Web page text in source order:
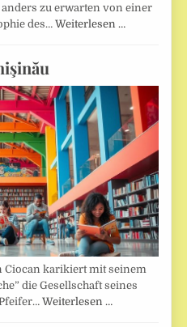
zu erwarten von einer
des…Weiterlesen …
Ciocan karikiert mit seinem
die Gesellschaft seines
Weiterlesen …